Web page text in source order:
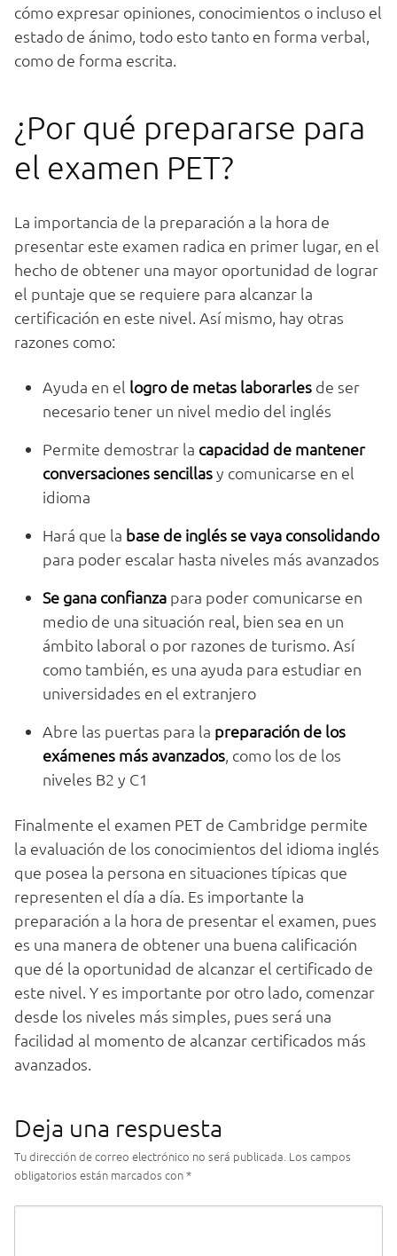
cómo expresar opiniones, conocimientos o incluso el
estado de ánimo, todo esto tanto en forma verbal,
como de forma escrita.
¿Por qué prepararse para
el examen PET?
La importancia de la preparación a la hora de
presentar este examen radica en primer lugar, en el
hecho de obtener una mayor oportunidad de lograr
el puntaje que se requiere para alcanzar la
certificación en este nivel. Así mismo, hay otras
razones como:
Ayuda en el logro de metas laborarles de ser
necesario tener un nivel medio del inglés
Permite demostrar la capacidad de mantener
conversaciones sencillasy comunicarse en el
idioma
Hará que la base de inglés se vaya consolidando
para poder escalar hasta niveles más avanzados
Se gana confianza para poder comunicarse en
medio de una situación real, bien sea en un
ámbito laboral o por razones de turismo. Así
como también, es una ayuda para estudiar en
universidades en el extranjero
Abre las puertas para la preparación de los
exámenes más avanzados, como los de los
niveles B2 y C1
Finalmente el examen PET de Cambridge permite
la evaluación de los conocimientos del idioma inglés
que posea la persona en situaciones típicas que
representen el día a día. Es importante la
preparación a la hora de presentar el examen, pues
es una manera de obtener una buena calificación
que dé la oportunidad de alcanzar el certificado de
este nivel. Y es importante por otro lado, comenzar
desde los niveles más simples, pues será una
facilidad al momento de alcanzar certificados más
avanzados.
Deja una respuesta
Tu dirección de correo electrónico no será publicada. Los campos
obligatorios están marcados con*